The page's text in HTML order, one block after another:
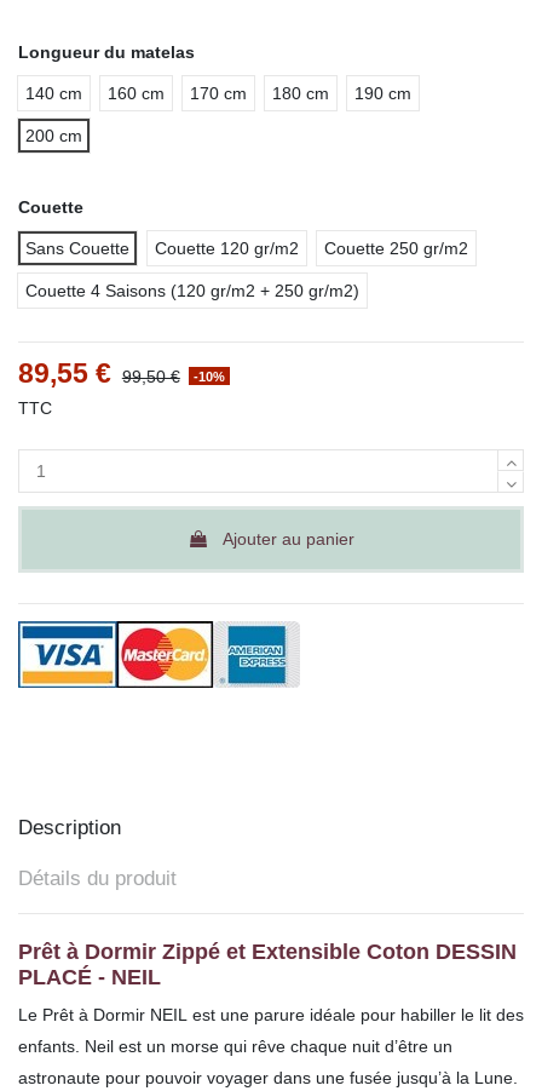
Longueur du matelas
140 cm 160 cm 170 cm 180 cm 190 cm
200 cm
Couette
Sans Couette Couette 120 gr/m2 Couette 250 gr/m2
Couette 4 Saisons (120 gr/m2 + 250 gr/m2)
89,55 € 99,50 € -10%
TTC
Ajouter au panier
Description
Détails du produit
Prêt à Dormir Zippé et Extensible Coton DESSIN
PLACÉ - NEIL
Le Prêt à Dormir NEIL est une parure idéale pour habiller le lit des
enfants. Neil est un morse qui rêve chaque nuit d’être un
astronaute pour pouvoir voyager dans une fusée jusqu’à la Lune.